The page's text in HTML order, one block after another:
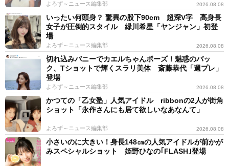
よろず～ニュース編集部 2026.08.08
いったい何頭身？ 驚異の股下90cm 超深V字 高身長
女子が圧倒的スタイル 緑川希星「ヤンジャン」初登
場
よろず～ニュース編集部 2026.08.08
切れ込みバニーでカエルちゃんポーズ！魅惑のバッ
ク、Tショットで輝くスラリ美体 斎藤恭代「週プレ」
登場
よろず～ニュース編集部 2026.08.08
かつての「乙女塾」人気アイドル ribbonの2人が街角
ショット「永作さんにも居て欲しいなあなんて」
よろず～ニュース編集部 2026.08.08
小さいのに大きい！身長148㎝の人気アイドルが前かが
みスペシャルショット 姫野ひなの｢FLASH｣登場